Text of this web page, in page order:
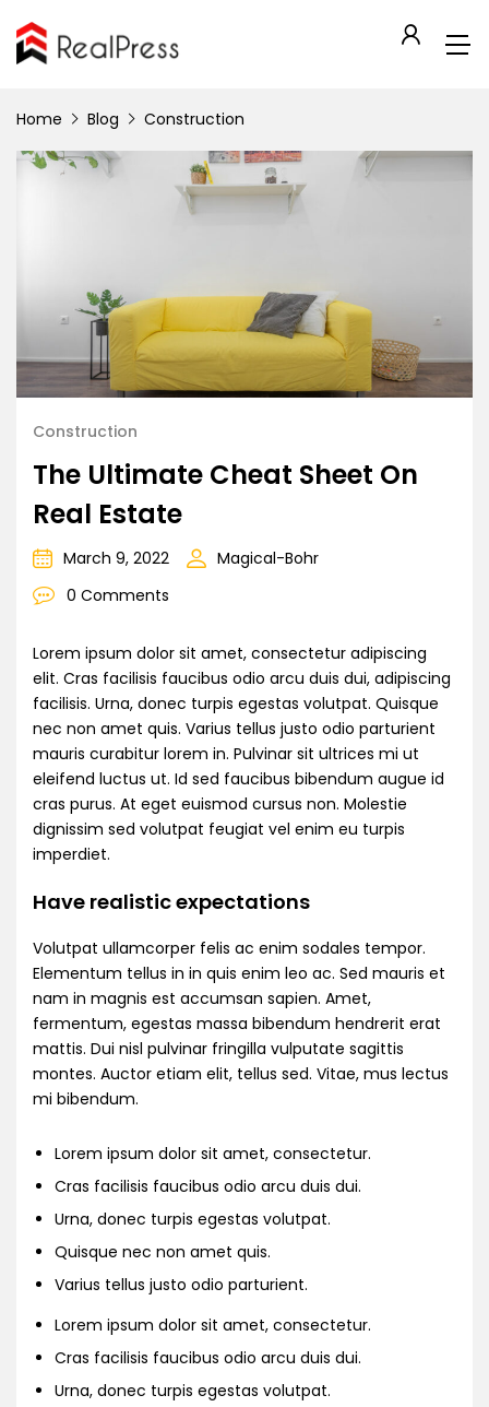
Home Blog Construction
Construction
The Ultimate Cheat Sheet On
Real Estate
March 9, 2022
Magical-Bohr
0 Comments
Lorem ipsum dolor sit amet, consectetur adipiscing
elit. Cras facilisis faucibus odio arcu duis dui, adipiscing
facilisis. Urna, donec turpis egestas volutpat. Quisque
nec non amet quis. Varius tellus justo odio parturient
mauris curabitur lorem in. Pulvinar sit ultrices mi ut
eleifend luctus ut. Id sed faucibus bibendum augue id
cras purus. At eget euismod cursus non. Molestie
dignissim sed volutpat feugiat vel enim eu turpis
imperdiet.
Have realistic expectations
Volutpat ullamcorper felis ac enim sodales tempor.
Elementum tellus in in quis enim leo ac. Sed mauris et
nam in magnis est accumsan sapien. Amet,
fermentum, egestas massa bibendum hendrerit erat
mattis. Dui nisl pulvinar fringilla vulputate sagittis
montes. Auctor etiam elit, tellus sed. Vitae, mus lectus
mi bibendum.
Lorem ipsum dolor sit amet, consectetur.
Cras facilisis faucibus odio arcu duis dui.
Urna, donec turpis egestas volutpat.
Quisque nec non amet quis.
Varius tellus justo odio parturient.
Lorem ipsum dolor sit amet, consectetur.
Cras facilisis faucibus odio arcu duis dui.
Urna, donec turpis egestas volutpat.